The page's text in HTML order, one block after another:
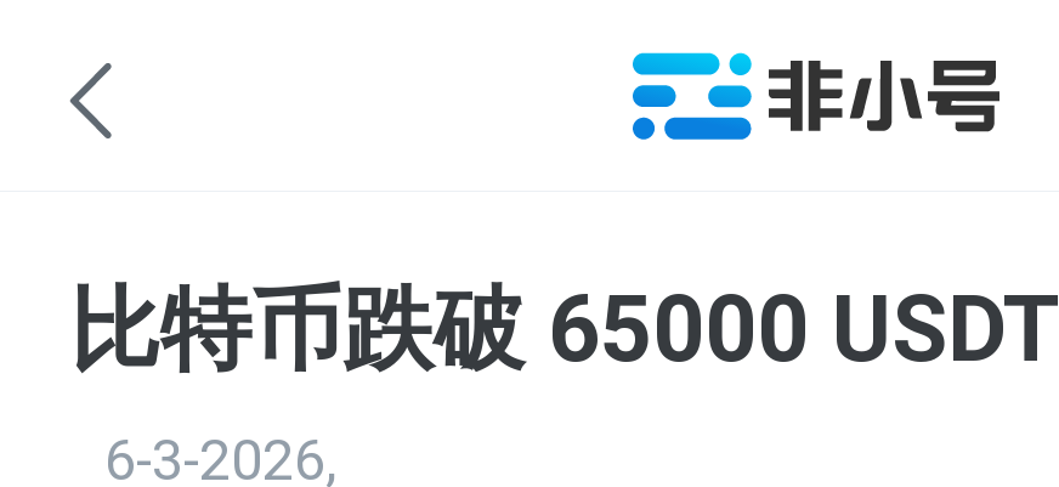
比特币跌破 65000 USDT
6-3-2026,